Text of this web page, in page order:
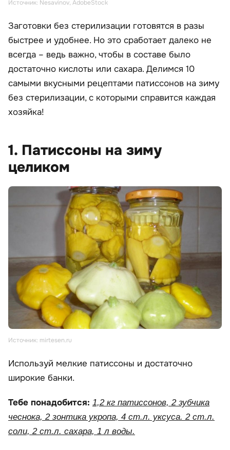
Источник: Nesavinov, AdobeStock
Заготовки без стерилизации готовятся в разы
быстрее и удобнее. Но это сработает далеко не
всегда – ведь важно, чтобы в составе было
достаточно кислоты или сахара. Делимся 10
самыми вкусными рецептами патиссонов на зиму
без стерилизации, с которыми справится каждая
хозяйка!
1. Патиссоны на зиму
целиком
Источник: mirtesen.ru
Используй мелкие патиссоны и достаточно
широкие банки.
Тебе понадобится: 1,2 кг патиссонов, 2 зубчика
чеснока, 2 зонтика укропа, 4 ст.л. уксуса. 2 ст.л.
соли, 2 ст.л. сахара, 1 л воды.